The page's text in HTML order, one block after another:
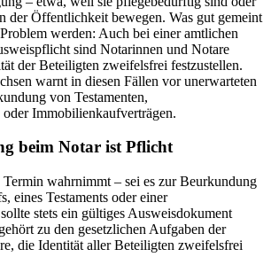
der Öffentlichkeit bewegen. Was gut gemeint
werden: Auch bei einer amtlichen
sind Notarinnen und Notare
der Beteiligten zweifelsfrei festzustellen.
warnt in diesen Fällen vor unerwarteten
von Testamenten,
Immobilienkaufverträgen.
beim Notar ist Pflicht
wahrnimmt – sei es zur Beurkundung
eines Testaments oder einer
stets ein gültiges Ausweisdokument
zu den gesetzlichen Aufgaben der
die Identität aller Beteiligten zweifelsfrei